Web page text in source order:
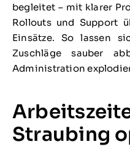
begleitet – mit klarer
Rollouts und Support
Einsätze. So lassen
Zuschläge sauber
Administration
Straubing